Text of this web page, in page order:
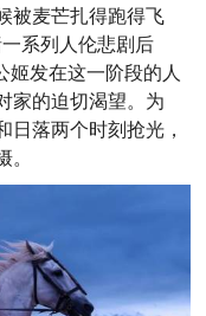
被麦芒扎得跑得飞
系列人伦悲剧后
姬发在这一阶段的人
家的迫切渴望。为
日落两个时刻抢光，
。